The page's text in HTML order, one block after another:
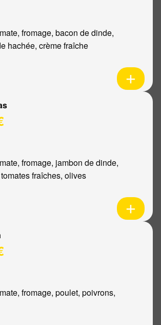
fromage, bacon de dinde,
hachée, crème fraîche
fromage, jambon de dinde,
fraîches, olives
fromage, poulet, poivrons,